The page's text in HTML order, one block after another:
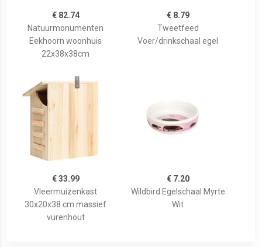
€ 82.74
Natuurmonumenten
Eekhoorn woonhuis
22x38x38cm
€ 8.79
Tweetfeed
Voer/drinkschaal egel
€ 33.99
Vleermuizenkast
30x20x38 cm massief
vurenhout
€ 7.20
Wildbird Egelschaal Myrte
Wit